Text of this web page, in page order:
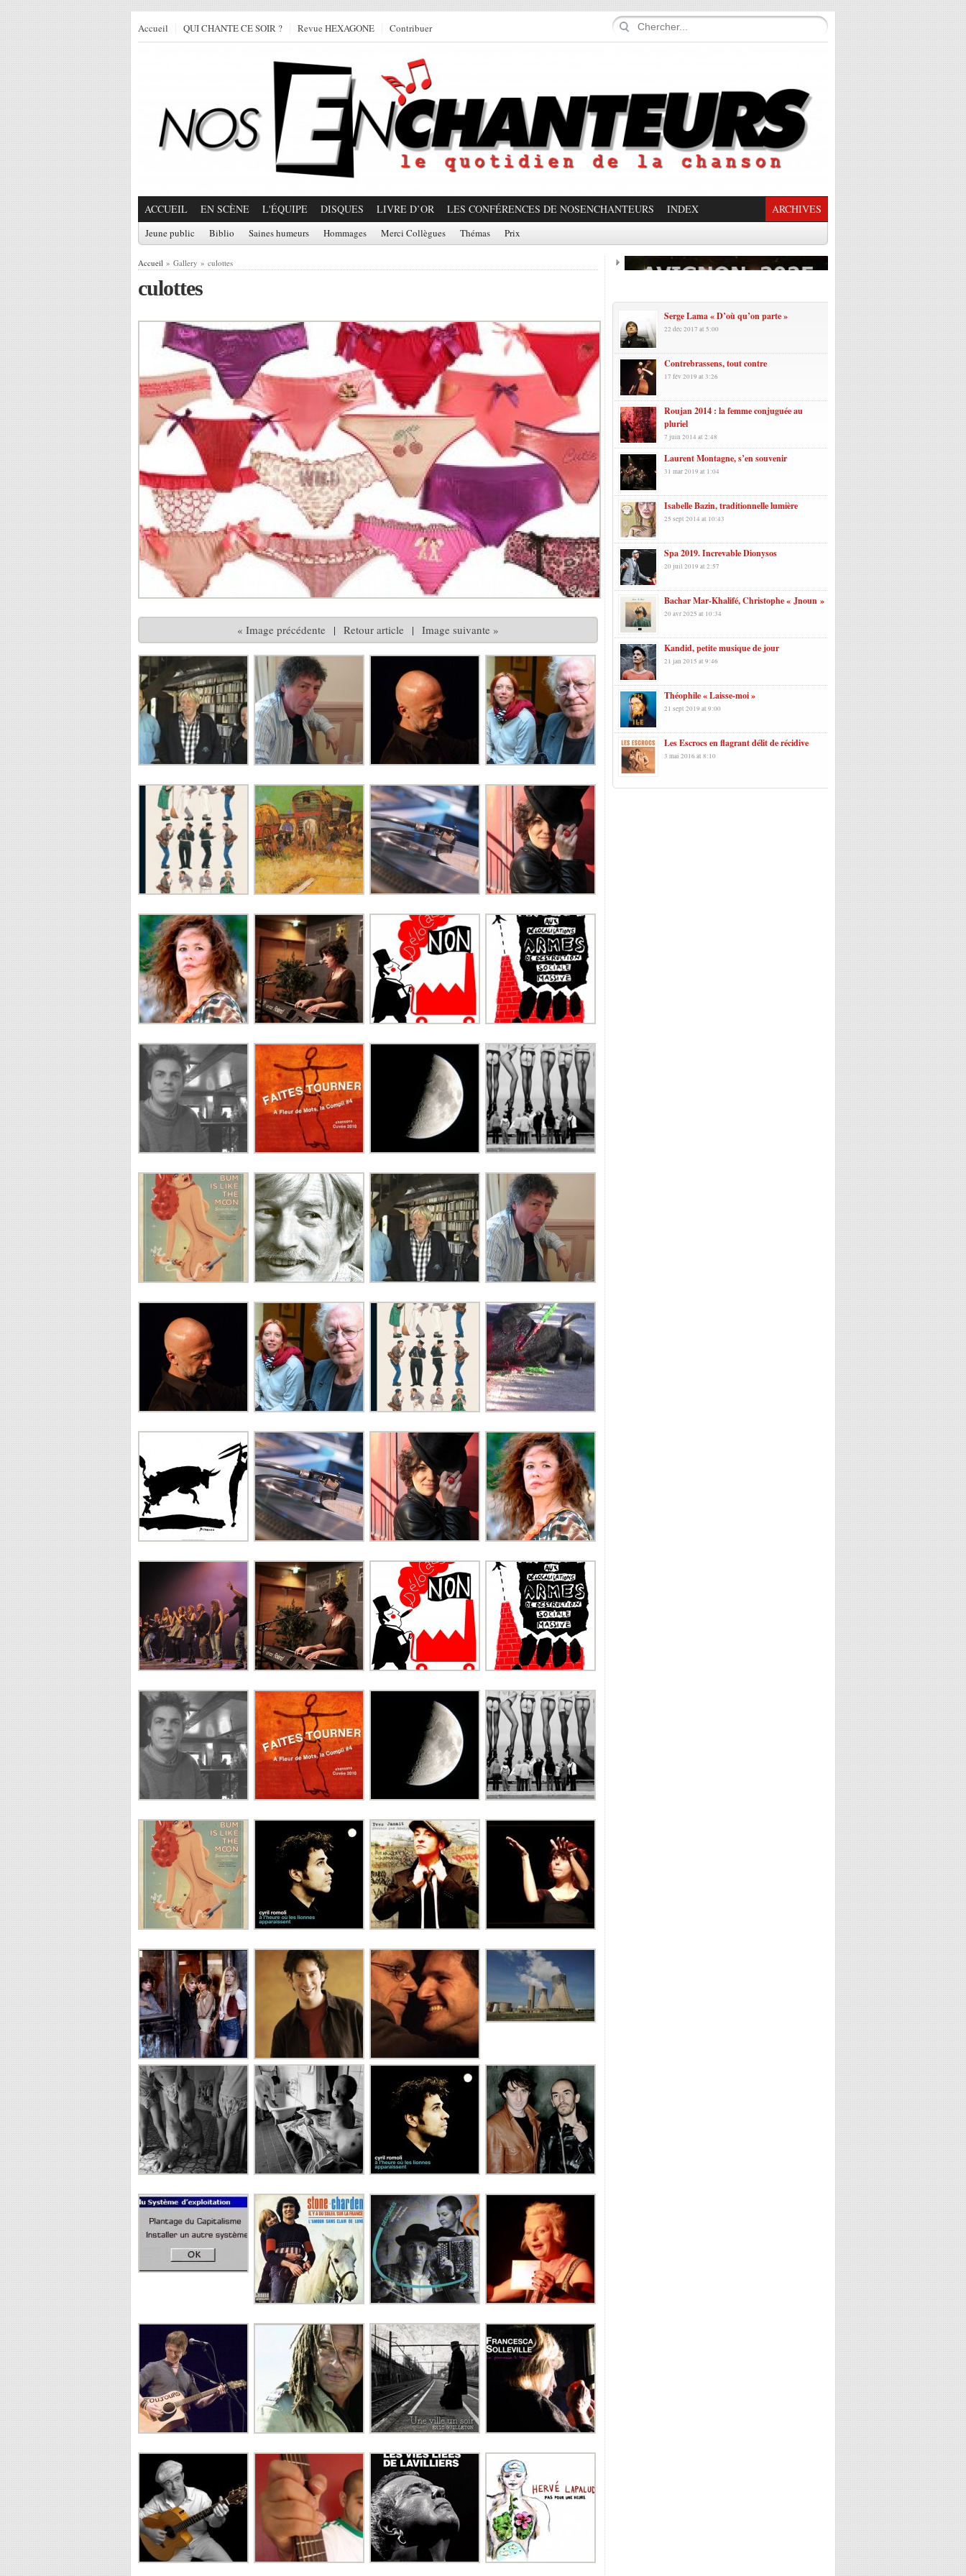
Accueil QUI CHANTE CE SOIR ? Revue HEXAGONE Contribuer
ACCUEIL EN SCÈNE L'ÉQUIPE DISQUES LIVRE D’OR LES CONFÉRENCES DE NOSENCHANTEURS INDEX ARCHIVES
Jeune public Biblio Saines humeurs Hommages Merci Collègues Thémas Prix
Accueil » Gallery » culottes
culottes
« Image précédente | Retour article | Image suivante »
Serge Lama « D’où qu’on parte »
22 déc 2017 at 5:00
Contrebrassens, tout contre
17 fév 2019 at 3:26
Roujan 2014 : la femme conjuguée au
pluriel
7 juin 2014 at 2:48
Laurent Montagne, s’en souvenir
31 mar 2019 at 1:04
Isabelle Bazin, traditionnelle lumière
25 sept 2014 at 10:43
Spa 2019. Increvable Dionysos
20 juil 2019 at 2:57
Bachar Mar-Khalifé, Christophe « Jnoun »
20 avr 2025 at 10:34
Kandid, petite musique de jour
21 jan 2015 at 9:46
Théophile « Laisse-moi »
21 sept 2019 at 9:00
Les Escrocs en flagrant délit de récidive
3 mai 2016 at 8:10